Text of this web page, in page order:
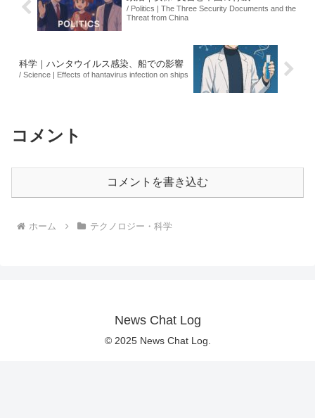
/ Politics | The Three Security Documents and the
Threat from China
科学｜ハンタウイルス感染、船での影響
/ Science | Effects of hantavirus infection on ships
コメント
コメントを書き込む
ホーム テクノロジー・科学
News Chat Log
© 2025 News Chat Log.